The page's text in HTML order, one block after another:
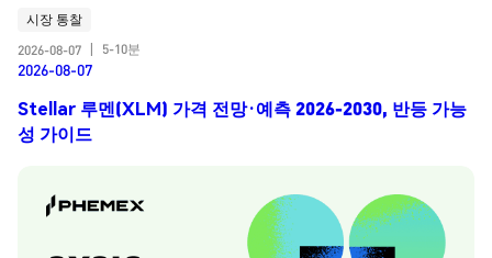
시장 통찰
2026-08-07
5-10분
2026-08-07
Stellar 루멘(XLM) 가격 전망·예측 2026-2030, 반등 가능
성 가이드